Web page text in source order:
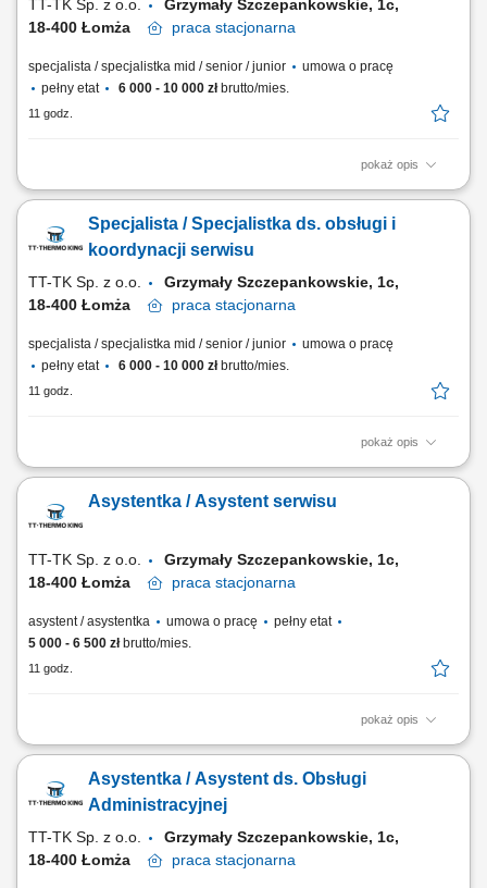
TT-TK Sp. z o.o.
Grzymały Szczepankowskie, 1c,
18-400 Łomża
praca stacjonarna
specjalista / specjalistka mid / senior / junior
umowa o pracę
pełny etat
6 000 - 10 000 złbrutto/mies.
11 godz.
pokaż opis
Twoje zadania: Obsługa klientów serwisu: osobiście, mailowo,
zgłoszenia od klienta, przez przekazanie do serwisu, aż po zamknięcie
zlecenia; Prowadzenie grafiku prac warsztatowych; Wystawianie faktur,
Specjalista / Specjalistka ds. obsługi i
koordynacji serwisu
TT-TK Sp. z o.o.
Grzymały Szczepankowskie, 1c,
18-400 Łomża
praca stacjonarna
specjalista / specjalistka mid / senior / junior
umowa o pracę
pełny etat
6 000 - 10 000 złbrutto/mies.
11 godz.
pokaż opis
Opis stanowiska: Profesjonalna obsługa klientów serwisowych w
od przyjęcia zgłoszenia po jego finalizację. Planowanie i kontrola
grafiku pracy warsztatu. Przygotowywanie dokumentacji serwisowej i
Asystentka / Asystent serwisu
TT-TK Sp. z o.o.
Grzymały Szczepankowskie, 1c,
18-400 Łomża
praca stacjonarna
asystent / asystentka umowa o pracę
pełny etat
5 000 - 6 500 złbrutto/mies.
11 godz.
pokaż opis
Twoje zadania: Koordynacja i organizacja przepływu dokumentów
oddziale (przekazywanie/zbieranie informacji, sporządzanie pism itp.)
Rozliczanie delegacji, prowadzenie ewidencji czasu pracy
Asystentka / Asystent ds. Obsługi
Administracyjnej
TT-TK Sp. z o.o.
Grzymały Szczepankowskie, 1c,
18-400 Łomża
praca stacjonarna